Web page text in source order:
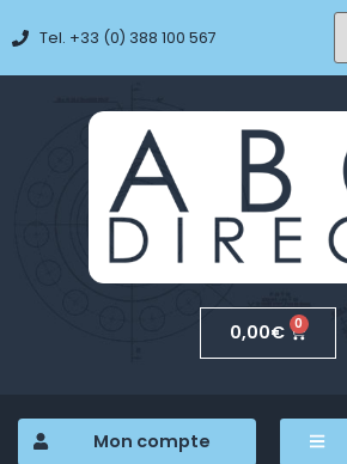
Tel. +33 (0) 388 100 567
0,00€ 0
Mon compte